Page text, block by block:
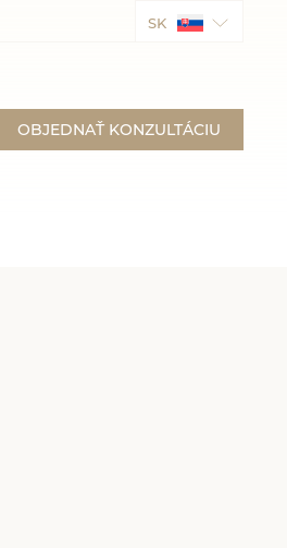
SK
OBJEDNAŤ KONZULTÁCIU